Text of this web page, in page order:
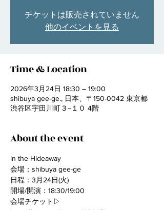
チケットは販売されていません
他のイベントを見る
Time & Location
2026年3月24日 18:30 – 19:00
shibuya gee-ge., 日本、〒150-0042 東京都
渋谷区宇田川町３−１０ 4階
About the event
in the Hideaway
会場：shibuya gee-ge
日程：3月24日(火)
開場/開演：18:30/19:00
会場チケット▷